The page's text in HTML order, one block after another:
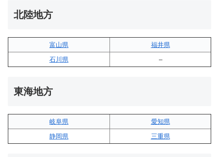
北陸地方
富山県
福井県
石川県
–
東海地方
岐阜県
愛知県
静岡県
三重県